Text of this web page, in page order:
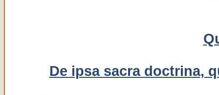
De ipsa sacra doctrina,